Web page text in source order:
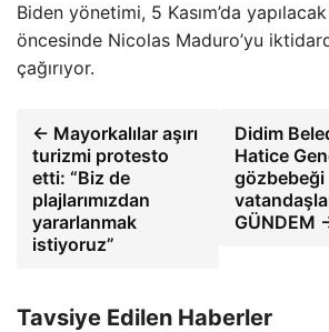
Biden yönetimi, 5 Kasım’da
öncesinde Nicolas Maduro’yu
çağırıyor.
← Mayorkalılar aşırı
turizmi protesto
etti: “Biz de
plajlarımızdan
yararlanmak
istiyoruz”
Didim
Hatice
GÜNDEM
Tavsiye Edilen Haberler